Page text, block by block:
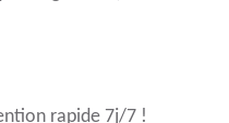
rapide 7j/7 !